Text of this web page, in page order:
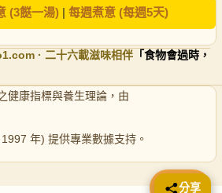
(3餸一湯)| 每週煮意 (每週5天)
.com · 二十六載滋味相伴 「食物會過時，
健康指標與養生理論，由
年) 提供專業數據支持。
📤 分享
分享